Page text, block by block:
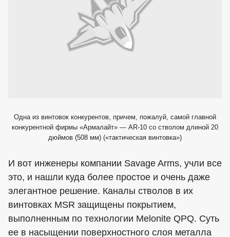
Одна из винтовок конкурентов, причем, пожалуй, самой главной
конкурентной фирмы «Армалайт» — AR-10 со стволом длиной 20
дюймов (508 мм) («тактическая винтовка»)
И вот инженеры компании Savage Arms, учли все
это, и нашли куда более простое и очень даже
элегантное решение. Каналы стволов в их
винтовках MSR защищены покрытием,
выполненным по технологии Melonite QPQ. Суть
ее в насыщении поверхностного слоя металла